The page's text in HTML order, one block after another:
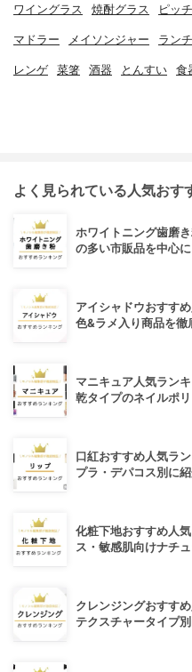
ワイングラス 焼酎グラス ピッ
マドラー メイソンジャー ラン
レンゲ 菜箸 酒器 とんすい 食
よく見られている人気おす
ホワイトニング歯磨
の多い市販品を中心に
アイシャドウおすす
色&ラメ入り商品を徹
マニキュア人気ラン
乾タイプのネイルポ
口紅おすすめ人気ラ
プラ・デパコス別に紹
化粧下地おすすめ人
ス・敏感肌向けナチ
クレンジングおすす
テクスチャータイプ別